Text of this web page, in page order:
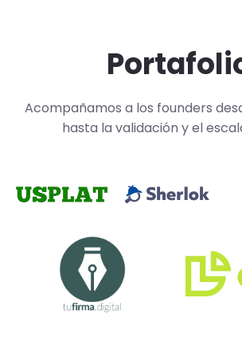
Acompañamos a los founders
hasta la validación y el